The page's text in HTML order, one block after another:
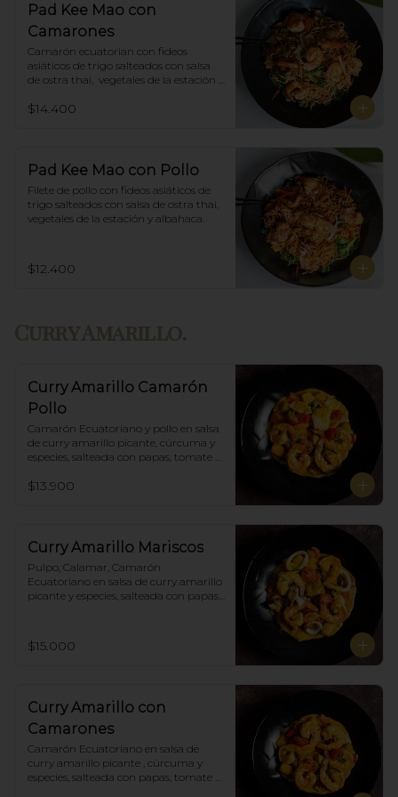
Pad Kee Mao con
Camarones
Camarón ecuatorian con fideos
asiáticos de trigo salteados con salsa
de ostra thai,  vegetales de la estación y
$14.400
Pad Kee Mao con Pollo
Filete de pollo con fideos asiáticos de
trigo salteados con salsa de ostra thai,
vegetales de la estación y albahaca.
$12.400
Curry Amarillo.
Curry Amarillo Camarón
Pollo
Camarón Ecuatoriano y pollo en salsa
de curry amarillo picante, cúrcuma y
especies, salteada con papas, tomate
arroz blanco.
$13.900
Curry Amarillo Mariscos
Pulpo, Calamar, Camarón
Ecuatoriano en salsa de curry amarillo
picante y especies, salteada con papas,
$15.000
Curry Amarillo con
Camarones
Camarón Ecuatoriano en salsa de
curry amarillo picante , cúrcuma y
especies, salteada con papas, tomate